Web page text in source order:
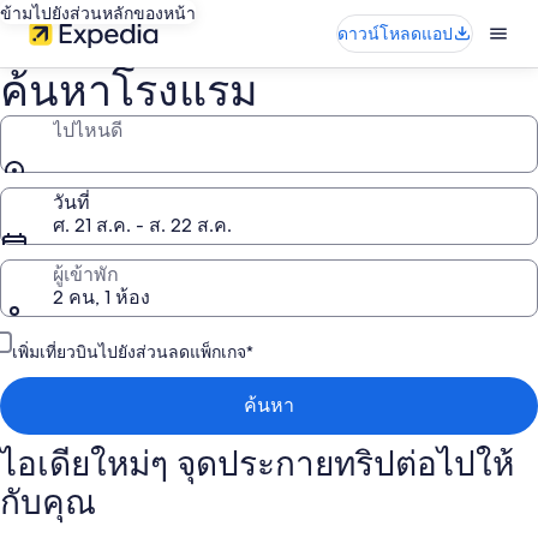
ข้ามไปยังส่วนหลักของหน้า
ดาวน์โหลดแอป
ค้นหาโรงแรม
ไปไหนดี
วันที่
ศ. 21 ส.ค. - ส. 22 ส.ค.
ผู้เข้าพัก
2 คน, 1 ห้อง
เพิ่มเที่ยวบินไปยังส่วนลดแพ็กเกจ*
ค้นหา
ไอเดียใหม่ๆ จุดประกายทริปต่อไปให้
กับคุณ